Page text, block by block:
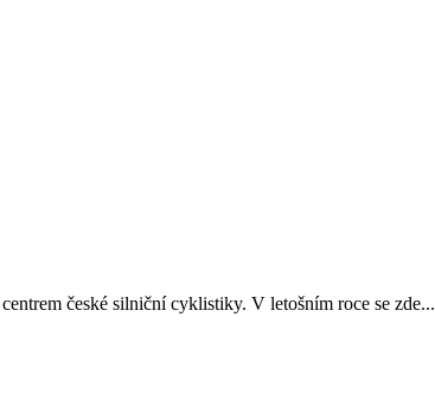
české silniční cyklistiky. V letošním roce se zde...